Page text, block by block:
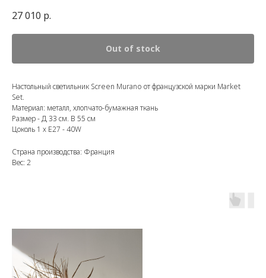
27 010 р.
Out of stock
Настольный светильник Screen Murano от французской марки Market
Set.
Материал: металл, хлопчато-бумажная ткань
Размер - Д 33 см. В 55 см
Цоколь 1 х E27 - 40W
Страна производства: Франция
Вес: 2